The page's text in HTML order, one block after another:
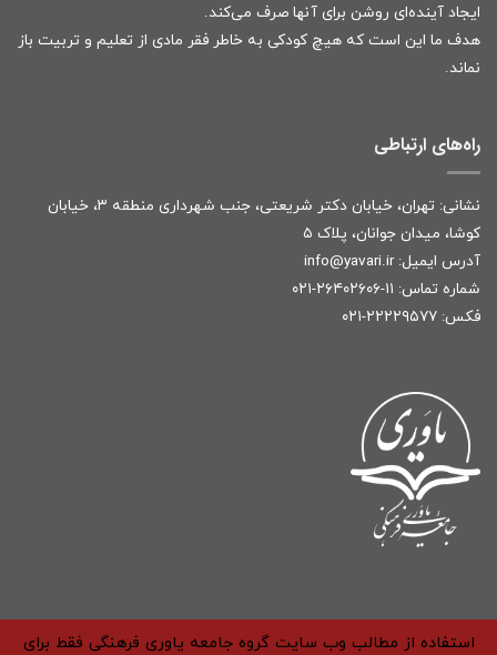
ایجاد آینده‌ای روشن برای آنها صرف می‌کند.
هدف ما این است که هیچ کودکی به خاطر فقر مادی از تعلیم و تربیت باز
نماند.
راه‌های ارتباطی
نشانی: تهران، خیابان دکتر شریعتی، جنب شهرداری منطقه ۳، خیابان
کوشا، میدان جوانان، پلاک ۵
آدرس ایمیل: info@yavari.ir
شماره تماس: ۱۱-۲۶۴۰۲۶۰۶-۰۲۱
فکس: ۲۲۲۲۹۵۷۷-۰۲۱
استفاده از مطالب وب سایت گروه جامعه یاوری فرهنگی فقط برای